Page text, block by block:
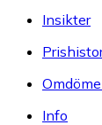
Insikter
Info